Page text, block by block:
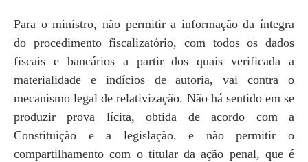
Para o ministro, não permitir a informação da íntegra
do procedimento fiscalizatório, com todos os dados
fiscais e bancários a partir dos quais verificada a
materialidade e indícios de autoria, vai contra o
mecanismo legal de relativização. Não há sentido em se
produzir prova lícita, obtida de acordo com a
Constituição e a legislação, e não permitir o
compartilhamento com o titular da ação penal, que é